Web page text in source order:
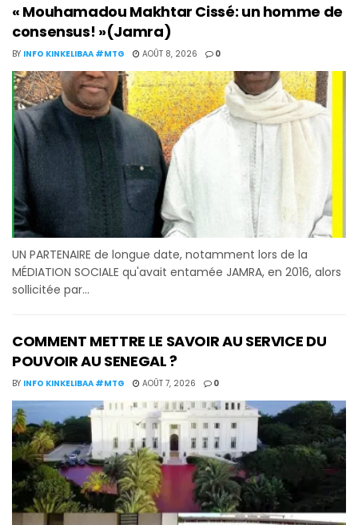
« Mouhamadou Makhtar Cissé: un homme de
consensus! »(Jamra)
BY INFO KINKELIBAA #MTG AOÛT 8, 2026 0
UN PARTENAIRE de longue date, notamment lors de la
MÉDIATION SOCIALE qu'avait entamée JAMRA, en 2016, alors
sollicitée par...
COMMENT METTRE LE SAVOIR AU SERVICE DU
POUVOIR AU SENEGAL ?
BY INFO KINKELIBAA #MTG AOÛT 7, 2026 0